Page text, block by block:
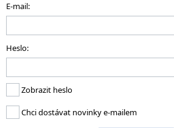
E-mail:
Heslo:
Zobrazit heslo
Chci dostávat novinky e-mailem